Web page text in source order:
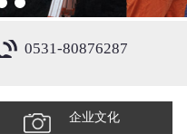
0531-80876287
企业文化